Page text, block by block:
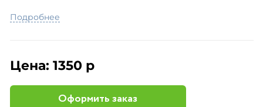
Подробнее
Цена: 1350 р
Оформить заказ